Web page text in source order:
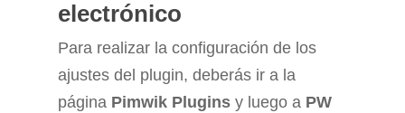
electrónico
Para realizar la configuración de los
ajustes del plugin, deberás ir a la
página Pimwik Plugins y luego a PW